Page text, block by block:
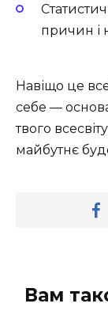
причин і
Навіщо це
себе —
твого
майбутнє
Вам